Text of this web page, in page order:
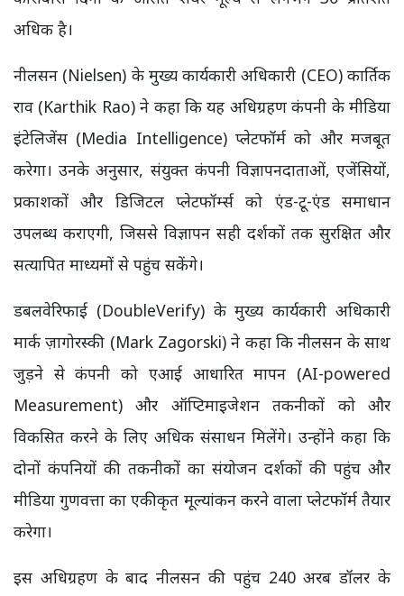
अधिक है।
नीलसन (Nielsen) के मुख्य कार्यकारी अधिकारी (CEO) कार्तिक
राव (Karthik Rao) ने कहा कि यह अधिग्रहण कंपनी के मीडिया
इंटेलिजेंस (Media Intelligence) प्लेटफॉर्म को और मजबूत
करेगा। उनके अनुसार, संयुक्त कंपनी विज्ञापनदाताओं, एजेंसियों,
प्रकाशकों और डिजिटल प्लेटफॉर्म्स को एंड-टू-एंड समाधान
उपलब्ध कराएगी, जिससे विज्ञापन सही दर्शकों तक सुरक्षित और
सत्यापित माध्यमों से पहुंच सकेंगे।
डबलवेरिफाई (DoubleVerify) के मुख्य कार्यकारी अधिकारी
मार्क ज़ागोरस्की (Mark Zagorski) ने कहा कि नीलसन के साथ
जुड़ने से कंपनी को एआई आधारित मापन (AI-powered
Measurement) और ऑप्टिमाइजेशन तकनीकों को और
विकसित करने के लिए अधिक संसाधन मिलेंगे। उन्होंने कहा कि
दोनों कंपनियों की तकनीकों का संयोजन दर्शकों की पहुंच और
मीडिया गुणवत्ता का एकीकृत मूल्यांकन करने वाला प्लेटफॉर्म तैयार
करेगा।
इस अधिग्रहण के बाद नीलसन की पहुंच 240 अरब डॉलर के